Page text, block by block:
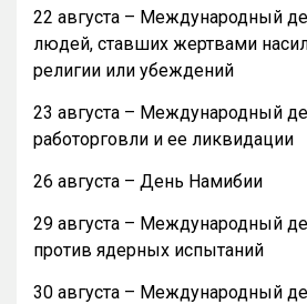
22 августа – Международный
людей, ставших жертвами
религии или убеждений
23 августа – Международный
работорговли и ее ликвидации
26 августа – День Намибии
29 августа – Международный
против ядерных испытаний
30 августа – Международный